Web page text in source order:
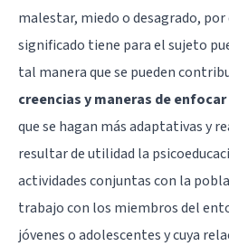
malestar, miedo o desagrado, por
significado tiene para el sujeto
tal manera que se pueden
creencias y maneras de
que se hagan más adaptativas y
resultar de utilidad la
actividades conjuntas con la
trabajo con los miembros del
jóvenes o adolescentes y cuya